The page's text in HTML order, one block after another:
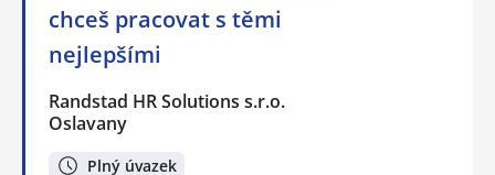
chceš pracovat s těmi
nejlepšími
Randstad HR Solutions s.r.o.
Oslavany
Plný úvazek